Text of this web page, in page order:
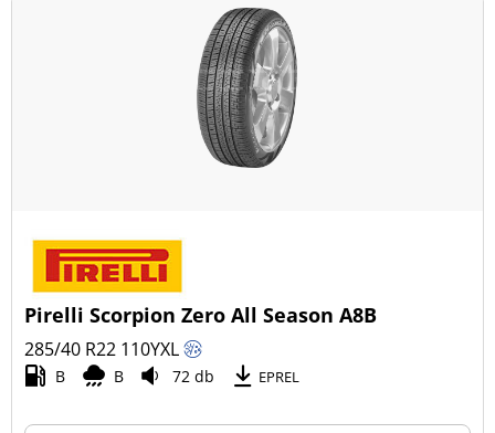
Todas as estações (4)
Ligeiro (27)
Comercial (0)
Esvaziamento limitado
Runflat (0)
Pirelli Scorpion Zero All Season A8B
285/40 R22 110YXL
B B 72 db EPREL